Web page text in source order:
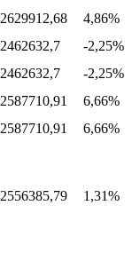
2629912,68
4,86%
2462632,7
-2,25%
2462632,7
-2,25%
2587710,91
6,66%
2587710,91
6,66%
2556385,79 1,31%